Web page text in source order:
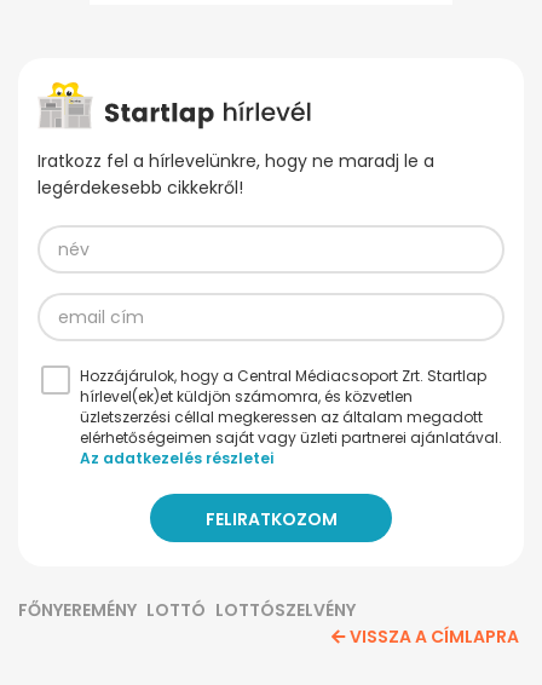
Iratkozz fel a hírlevelünkre, hogy ne maradj le a
legérdekesebb cikkekről!
Hozzájárulok, hogy a Central Médiacsoport Zrt. Startlap
hírlevel(ek)et küldjön számomra, és közvetlen
üzletszerzési céllal megkeressen az általam megadott
elérhetőségeimen saját vagy üzleti partnerei ajánlatával.
Az adatkezelés részletei
FŐNYEREMÉNY LOTTÓ LOTTÓSZELVÉNY
VISSZA A CÍMLAPRA